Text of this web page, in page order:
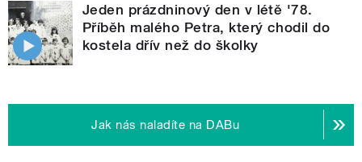
Jeden prázdninový den v létě '78.
Příběh malého Petra, který chodil do
kostela dřív než do školky
Jak nás naladíte na DABu